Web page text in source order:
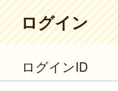
ログイン
ログインID